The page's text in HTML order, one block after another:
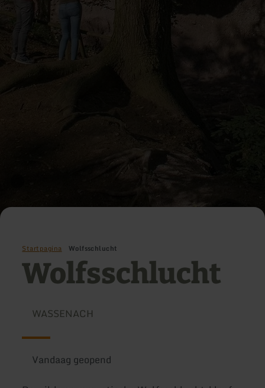
Startpagina Wolfsschlucht
Wolfsschlucht
WASSENACH
Vandaag geopend